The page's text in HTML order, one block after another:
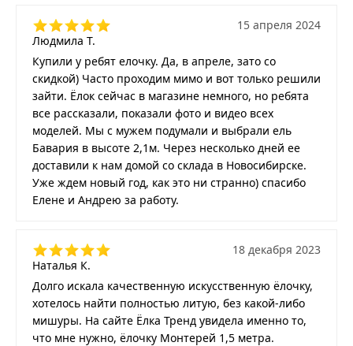
Людмила Т.
15 апреля 2024
Купили у ребят елочку. Да, в апреле, зато со
скидкой) Часто проходим мимо и вот только решили
зайти. Ёлок сейчас в магазине немного, но ребята
все рассказали, показали фото и видео всех
моделей. Мы с мужем подумали и выбрали ель
Бавария в высоте 2,1м. Через несколько дней ее
доставили к нам домой со склада в Новосибирске.
Уже ждем новый год, как это ни странно) спасибо
Елене и Андрею за работу.
Наталья К.
18 декабря 2023
Долго искала качественную искусственную ёлочку,
хотелось найти полностью литую, без какой-либо
мишуры. На сайте Ёлка Тренд увидела именно то,
что мне нужно, ёлочку Монтерей 1,5 метра.